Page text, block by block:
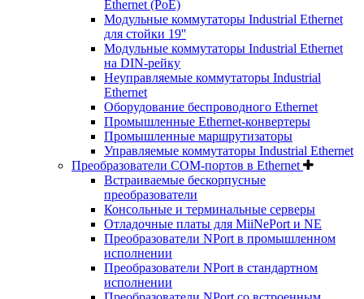
Ethernet (PoE)
Модульные коммутаторы Industrial Ethernet
для стойки 19''
Модульные коммутаторы Industrial Ethernet
на DIN-рейку
Неуправляемые коммутаторы Industrial
Ethernet
Оборудование беспроводного Ethernet
Промышленные Ethernet-конвертеры
Промышленные маршрутизаторы
Управляемые коммутаторы Industrial Ethernet
Преобразователи COM-портов в Ethernet
Встраиваемые бескорпусные
преобразователи
Консольные и терминальные серверы
Отладочные платы для MiiNePort и NE
Преобразователи NPort в промышленном
исполнении
Преобразователи NPort в стандартном
исполнении